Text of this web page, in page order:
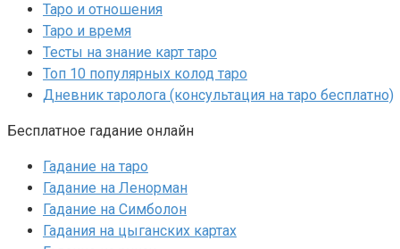
Таро и отношения
Таро и время
Тесты на знание карт таро
Топ 10 популярных колод таро
Дневник таролога (консультация на таро бесплатно)
Бесплатное гадание онлайн
Гадание на таро
Гадание на Ленорман
Гадание на Симболон
Гадания на цыганских картах